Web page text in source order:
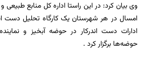
وی بیان کرد: در این راستا اداره کل منابع طبیعی
امسال در هر شهرستان یک کارگاه تحلیل دست
ادارات دست اندرکار در حوضه آبخیز و
حوضه‌ها برگزار کرد .